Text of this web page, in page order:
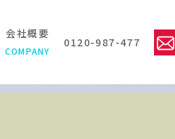
会社概要
COMPANY
0120-987-477